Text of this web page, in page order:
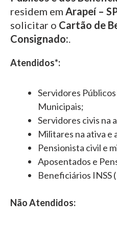
residem em Arapeí –
solicitar o Cartão de
Consignado:.
Atendidos*:
Servidores
Municipais;
Servidores civis na
Militares na ativa e
Pensionista civil e
Aposentados e
Beneficiários INSS (
Não Atendidos: